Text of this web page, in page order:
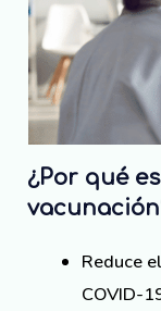
¿Por qué
Reduce
COVID-